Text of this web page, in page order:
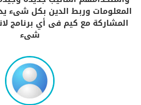
المعلومات وربط الدين بكل شىء
المشاركة مع كيم فى أي برنامج
شىء